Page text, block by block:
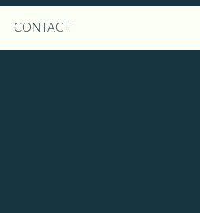
CONTACT